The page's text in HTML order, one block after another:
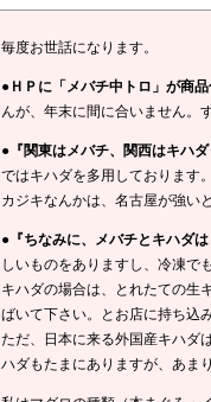
毎度お世話になります。
●ＨＰに「メバチ中トロ」が商
んが、年末に間に合いません。
●『関東はメバチ、関西はキハ
ではキハダを多用しております
カジキなんかは、名古屋が強い
●『ちなみに、メバチとキハダ
しいものをありますし、冷凍で
キハダの場合は、とれたての生
ばいて下さい。とお店に持ち込
ただ、日本に来る外国産キハダ
ハダもたまにありますが、あま